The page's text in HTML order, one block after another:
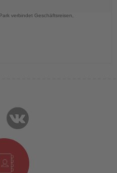
verbindet Geschäftsreisen,